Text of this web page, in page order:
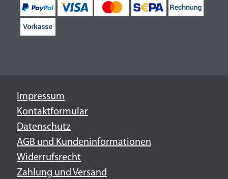
Impressum
Kontaktformular
Datenschutz
AGB und Kundeninformationen
Widerrufsrecht
Zahlung und Versand